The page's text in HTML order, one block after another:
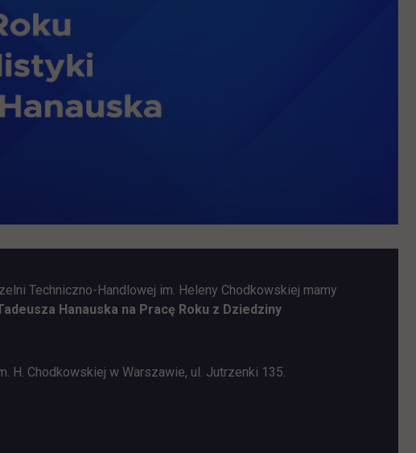
Techniczno-Handlowej im. Heleny Chodkowskiej mamy
Hanauska na Pracę Roku z Dziedziny
Chodkowskiej w Warszawie, ul. Jutrzenki 135.